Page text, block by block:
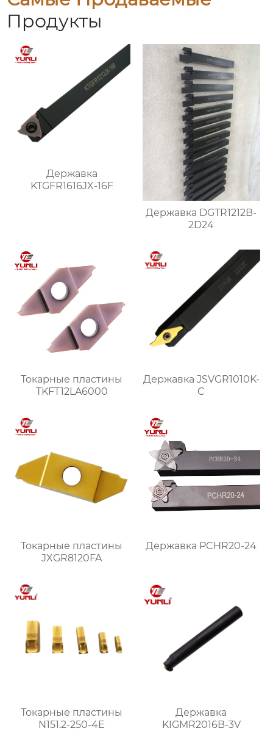
Продукты
Державка
KTGFR1616JX-16F
Державка DGTR1212B-
2D24
Токарные пластины
TKFT12LA6000
Державка JSVGR1010K-
C
Токарные пластины
JXGR8120FA
Державка PCHR20-24
Токарные пластины
N151.2-250-4E
Державка
KIGMR2016B-3V